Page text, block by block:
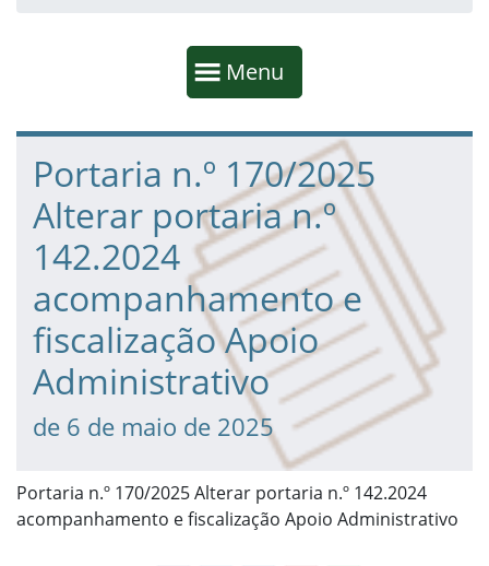
Mostrar
Menu
Fim da navegação
Início do conteúdo
Portaria n.º 170/2025
Alterar portaria n.º
142.2024
acompanhamento e
fiscalização Apoio
Administrativo
de 6 de maio de 2025
Portaria n.º 170/2025 Alterar portaria n.º 142.2024
acompanhamento e fiscalização Apoio Administrativo